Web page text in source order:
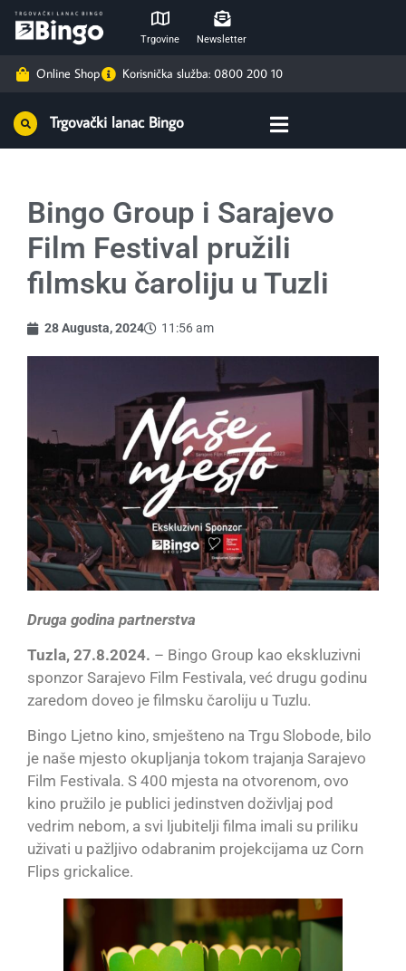
Trgovine Newsletter
Online Shop Korisnička služba: 0800 200 10
Trgovački lanac Bingo
Bingo Group i Sarajevo
Film Festival pružili
filmsku čaroliju u Tuzli
28 Augusta, 2024 11:56 am
Druga godina partnerstva
Tuzla, 27.8.2024. – Bingo Group kao ekskluzivni
sponzor Sarajevo Film Festivala, već drugu godinu
zaredom doveo je filmsku čaroliju u Tuzlu.
Bingo Ljetno kino, smješteno na Trgu Slobode, bilo
je naše mjesto okupljanja tokom trajanja Sarajevo
Film Festivala. S 400 mjesta na otvorenom, ovo
kino pružilo je publici jedinstven doživljaj pod
vedrim nebom, a svi ljubitelji filma imali su priliku
uživati u pažljivo odabranim projekcijama uz Corn
Flips grickalice.